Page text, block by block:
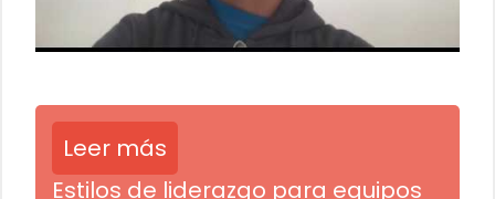
Leer más
Estilos de liderazgo para equipos